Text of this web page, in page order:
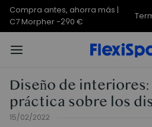
Compra antes, ahorra más | E7
Plus -200 €
Diseño de
práctica sobre los
15/02/2022